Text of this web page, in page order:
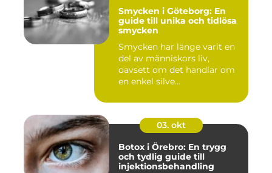
Smycken i Göteborg: En
guide till unika och tidlösa
smycken
Smycken har länge varit en
del av människors liv,
oavsett om det handlar om
en enkel silve...
03. okt
Botox i Örebro: En trygg
och tydlig guide till
injektionsbehandling